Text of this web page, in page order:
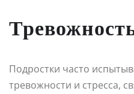
Подростки часто
тревожности и стресса,